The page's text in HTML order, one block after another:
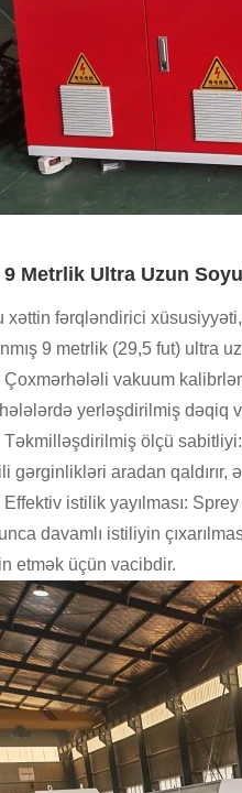
9 Metrlik Ultra Uzun
xəttin fərqləndirici
9 metrlik (29,5 fut) ultra
Çoxmərhələli vakuum
yerləşdirilmiş dəqiq
Təkmilləşdirilmiş ölçü
gərginlikləri aradan qaldırır,
Effektiv istilik yayılması:
davamlı istiliyin
etmək üçün vacibdir.